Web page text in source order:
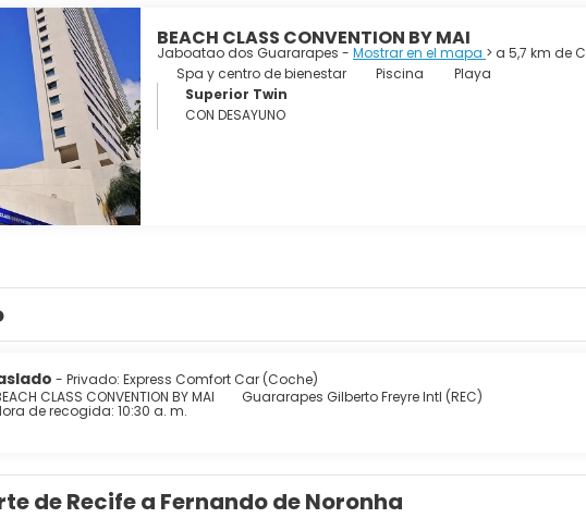
BEACH CLASS CONVENTION BY MAI
Jaboatao dos Guararapes - Mostrar en el mapa > a 5,7 km de
Spa y centro de bienestar
Piscina
Playa
Superior Twin
CON DESAYUNO
- Privado: Express Comfort Car (Coche)
CLASS CONVENTION BY MAI
Guararapes Gilberto Freyre Intl (REC)
de recogida: 10:30 a. m.
de Recife a Fernando de Noronha